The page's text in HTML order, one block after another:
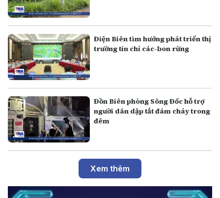
Điện Biên tìm hướng phát triển thị
trường tín chỉ các-bon rừng
Đồn Biên phòng Sông Đốc hỗ trợ
người dân dập tắt đám cháy trong
đêm
Xem thêm